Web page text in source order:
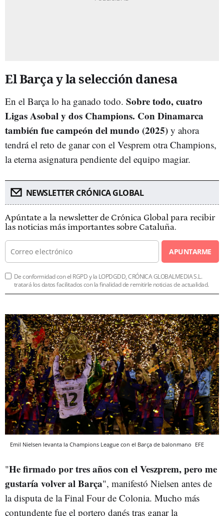
El Barça y la selección danesa
En el Barça lo ha ganado todo. Sobre todo, cuatro
Ligas Asobal y dos Champions. Con Dinamarca
también fue campeón del mundo (2025) y ahora
tendrá el reto de ganar con el Vesprem otra Champions,
la eterna asignatura pendiente del equipo magiar.
NEWSLETTER CRÓNICA GLOBAL
Apúntate a la newsletter de Crónica Global para recibir
las noticias más importantes sobre Cataluña.
APUNTARME
De conformidad con el RGPD y la LOPDGDD, CRÓNICA GLOBALMEDIA S.L.
tratará los datos facilitados con la finalidad de remitirle noticias de actualidad.
Emil Nielsen levanta la Champions League con el Barça de balonmano EFE
"He firmado por tres años con el Veszprem, pero me
gustaría volver al Barça", manifestó Nielsen antes de
la disputa de la Final Four de Colonia. Mucho más
contundente fue el portero danés tras ganar la